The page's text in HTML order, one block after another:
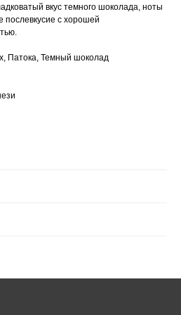
вкус темного шоколада, ноты
послевкусие с хорошей
Патока, Темный шоколад
119, стр.